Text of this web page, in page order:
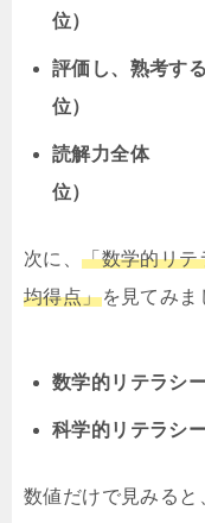
位）
評価し、熟考す
位）
読解力全体 （
位）
次に、「数学的リテ
均得点」を見てみま
数学的リテラシ
科学的リテラシ
数値だけで見みる